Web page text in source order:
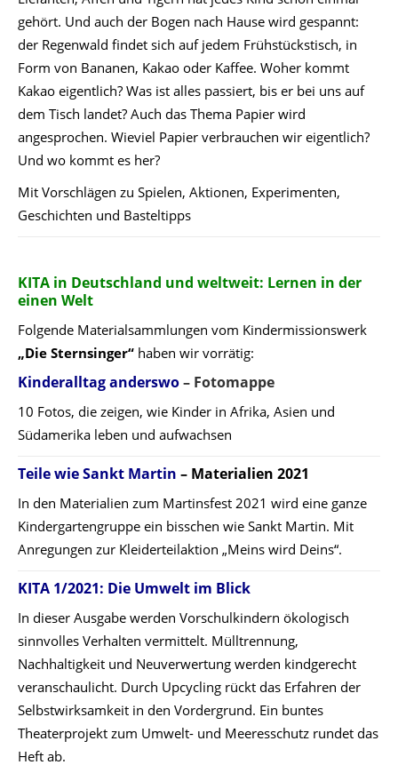
gehört. Und auch der Bogen nach Hause wird gespannt:
der Regenwald findet sich auf jedem Frühstückstisch, in
Form von Bananen, Kakao oder Kaffee. Woher kommt
Kakao eigentlich? Was ist alles passiert, bis er bei uns auf
dem Tisch landet? Auch das Thema Papier wird
angesprochen. Wieviel Papier verbrauchen wir eigentlich?
Und wo kommt es her?
Mit Vorschlägen zu Spielen, Aktionen, Experimenten,
Geschichten und Basteltipps
KITA in Deutschland und weltweit: Lernen in der
einen Welt
Folgende Materialsammlungen vom Kindermissionswerk
„Die Sternsinger“ haben wir vorrätig:
Kinderalltag anderswo– Fotomappe
10 Fotos, die zeigen, wie Kinder in Afrika, Asien und
Südamerika leben und aufwachsen
Teile wie Sankt Martin – Materialien 2021
In den Materialien zum Martinsfest 2021 wird eine ganze
Kindergartengruppe ein bisschen wie Sankt Martin. Mit
Anregungen zur Kleiderteilaktion „Meins wird Deins“.
KITA 1/2021: Die Umwelt im Blick
In dieser Ausgabe werden Vorschulkindern ökologisch
sinnvolles Verhalten vermittelt. Mülltrennung,
Nachhaltigkeit und Neuverwertung werden kindgerecht
veranschaulicht. Durch Upcycling rückt das Erfahren der
Selbstwirksamkeit in den Vordergrund. Ein buntes
Theaterprojekt zum Umwelt- und Meeresschutz rundet das
Heft ab.